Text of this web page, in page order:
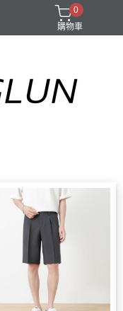
0
購物車